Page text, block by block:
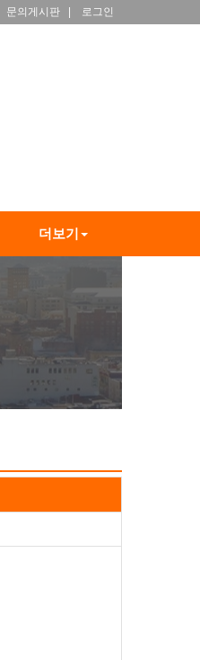
문의게시판 로그인
더보기